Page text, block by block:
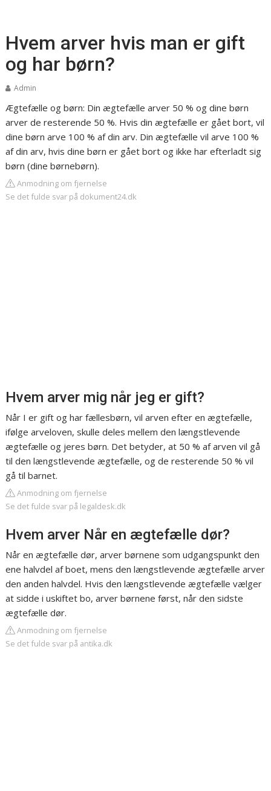
Hvem arver hvis man er gift
og har børn?
Admin
Ægtefælle og børn: Din ægtefælle arver 50 % og dine børn
arver de resterende 50 %. Hvis din ægtefælle er gået bort, vil
dine børn arve 100 % af din arv. Din ægtefælle vil arve 100 %
af din arv, hvis dine børn er gået bort og ikke har efterladt sig
børn (dine børnebørn).
Anmodning om fjernelse
Se det fulde svar på dokument24.dk
Hvem arver mig når jeg er gift?
Når I er gift og har fællesbørn, vil arven efter en ægtefælle,
ifølge arveloven, skulle deles mellem den længstlevende
ægtefælle og jeres børn. Det betyder, at 50 % af arven vil gå
til den længstlevende ægtefælle, og de resterende 50 % vil
gå til barnet.
Anmodning om fjernelse
Se det fulde svar på legaldesk.dk
Hvem arver Når en ægtefælle dør?
Når en ægtefælle dør, arver børnene som udgangspunkt den
ene halvdel af boet, mens den længstlevende ægtefælle arver
den anden halvdel. Hvis den længstlevende ægtefælle vælger
at sidde i uskiftet bo, arver børnene først, når den sidste
ægtefælle dør.
Anmodning om fjernelse
Se det fulde svar på antika.dk